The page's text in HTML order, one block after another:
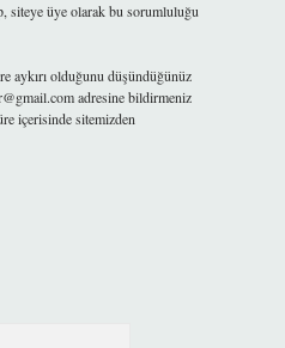
siteye üye olarak bu sorumluluğu
aykırı olduğunu düşündüğünüz
adresine bildirmeniz
içerisinde sitemizden